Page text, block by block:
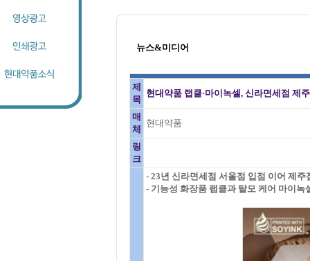
뉴스&미디어
제
목
현대약품 랩클·마이녹셀, 신라면세점 제
매
체
현대약품
링
크
- 23년 신라면세점 서울점 입점 이어 제주
- 기능성 화장품 랩클과 탈모 케어 마이녹